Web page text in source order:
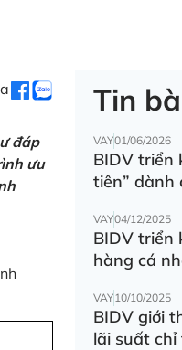
đáp
ưu
Tin
VAY01/06/2026
BIDV triển
tiên” dành
VAY04/12/2025
BIDV triển
hàng cá
VAY10/10/2025
BIDV giới
lãi suất